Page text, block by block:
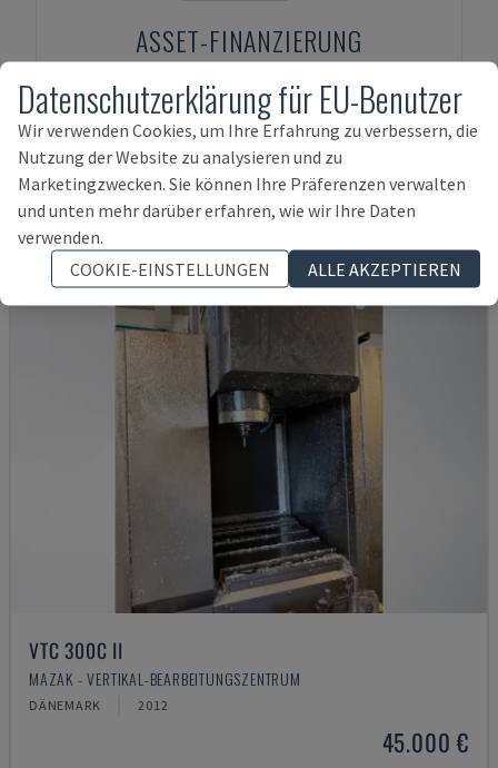
ASSET-FINANZIERUNG
Ähnliche Produkte zuKUNZMANN
BA1400
VTC 300C II
MAZAK - VERTIKAL-BEARBEITUNGSZENTRUM
DÄNEMARK 2012
45.000 €
Datenschutzerklärung für EU-Benutzer
Wir verwenden Cookies, um Ihre Erfahrung zu verbessern, die
Nutzung der Website zu analysieren und zu
Marketingzwecken. Sie können Ihre Präferenzen verwalten
und unten mehr darüber erfahren, wie wir Ihre Daten
verwenden.
COOKIE-EINSTELLUNGEN
ALLE AKZEPTIEREN